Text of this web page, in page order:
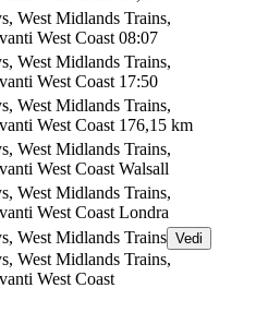
West Midlands Trains,
West Coast 08:07
West Midlands Trains,
West Coast 17:50
West Midlands Trains,
West Coast 176,15 km
West Midlands Trains,
West Coast Walsall
West Midlands Trains,
West Coast Londra
West Midlands Trains Vedi
West Midlands Trains,
West Coast
© CARTO , ©OpenStreetMap